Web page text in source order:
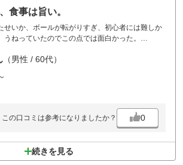
食事は旨い。
せいか、ボールが転がりすぎ、初心者には難しか
うねっていたのでこの点では面白かった。
保って欲しい。
、バッグの積み下ろし、クラブ拭きは自分でや
が、料金が安いので、不満はない。
（男性 / 60代）
この口コミは参考になりましたか？ 0
続きを見る